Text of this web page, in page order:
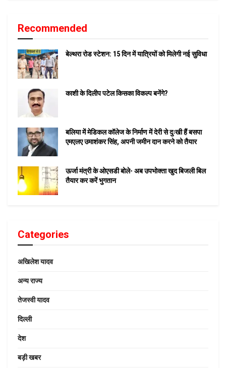
Recommended
बेल्थरा रोड स्टेशन: 15 दिन में यात्रियों को मिलेगी नई सुविधा
काशी के दिलीप पटेल किसका विकल्प बनेंगे?
बलिया में मेडिकल कॉलेज के निर्माण में देरी से दुःखी हैं बसपा
एमएलए उमाशंकर सिंह, अपनी जमीन दान करने को तैयार
ऊर्जा मंत्री के ओएसडी बोले- अब उपभोक्ता खुद बिजली बिल
तैयार कर करें भुगतान
Categories
अखिलेश यादव
अन्य राज्य
तेजस्वी यादव
दिल्ली
देश
बड़ी खबर